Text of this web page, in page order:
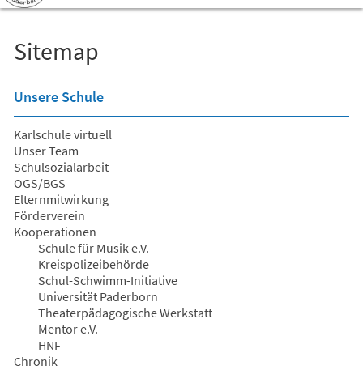
Sitemap
Unsere Schule
Karlschule virtuell
Unser Team
Schulsozialarbeit
OGS/BGS
Elternmitwirkung
Förderverein
Kooperationen
Schule für Musik e.V.
Kreispolizeibehörde
Schul-Schwimm-Initiative
Universität Paderborn
Theaterpädagogische Werkstatt
Mentor e.V.
HNF
Chronik